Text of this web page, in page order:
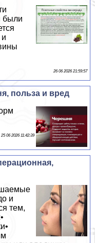
были
26 06 2026 21:59:57
польза и вред
25 06 2026 11:42:39
и
тем,